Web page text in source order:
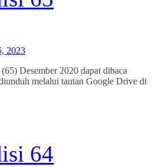
2023
Desember 2020 dapat dibaca
melalui tautan Google Drive di
64